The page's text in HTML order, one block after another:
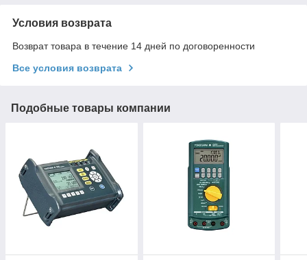
Условия возврата
Возврат товара в течение 14 дней по договоренности
Все условия возврата
Подобные товары компании